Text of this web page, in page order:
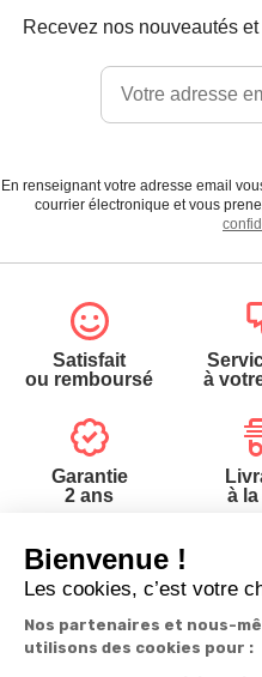
Recevez nos nouveautés
En renseignant votre adresse email
courrier électronique et vous
Satisfait
ou remboursé
à
Garantie
2 ans
à
Votre
commande
Nos
Besoin